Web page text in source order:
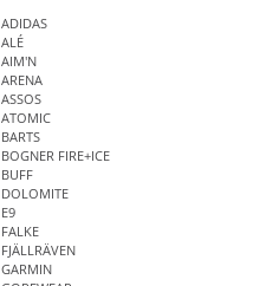
ADIDAS
ALÉ
AIM'N
ARENA
ASSOS
ATOMIC
BARTS
BOGNER FIRE+ICE
BUFF
DOLOMITE
E9
FALKE
FJÄLLRÄVEN
GARMIN